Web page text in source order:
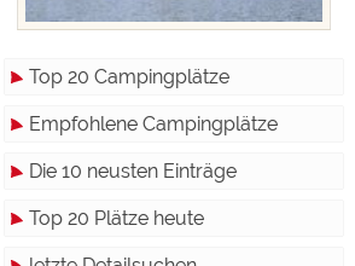
Top 20 Campingplätze
Empfohlene Campingplätze
Die 10 neusten Einträge
Top 20 Plätze heute